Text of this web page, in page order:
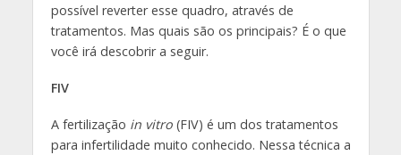
possível reverter esse quadro, através de
tratamentos. Mas quais são os principais? É o que
você irá descobrir a seguir.
FIV
A fertilização in vitro (FIV) é um dos tratamentos
para infertilidade muito conhecido. Nessa técnica a